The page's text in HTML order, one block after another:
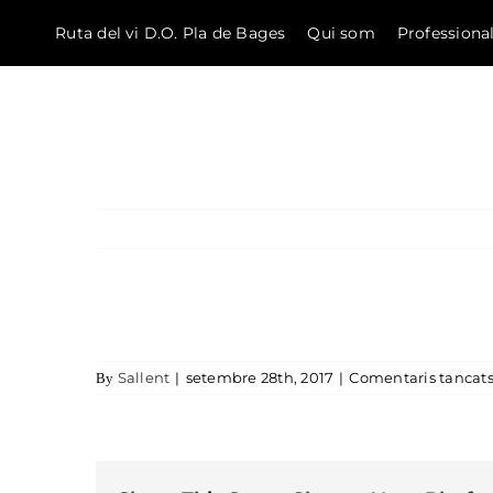
Ruta del vi D.O. Pla de Bages Qui som
By Sallent | setembre 28th, 2017 | Comentaris tancats